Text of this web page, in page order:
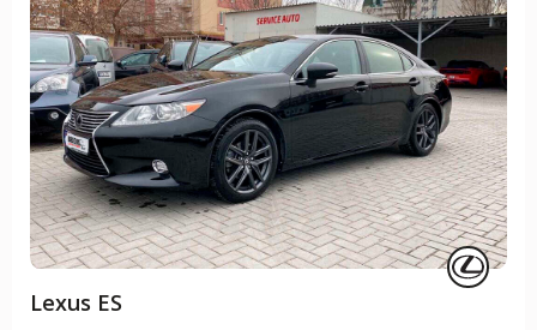
Lexus ES